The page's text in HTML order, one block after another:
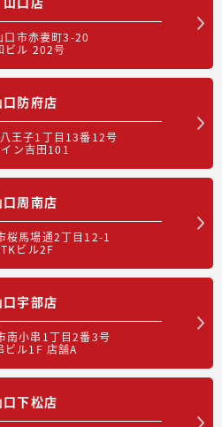
口市赤妻町3-20
ビル 202号
口防府店
王子1丁目13番12号
ン吉田101
口周南店
桜馬場通2丁目12-1
ビル2F
口宇部店
南小串1丁目2番3号
ビル1F 店舗A
口下松店